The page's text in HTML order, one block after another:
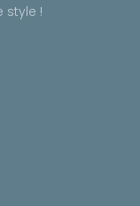
style !